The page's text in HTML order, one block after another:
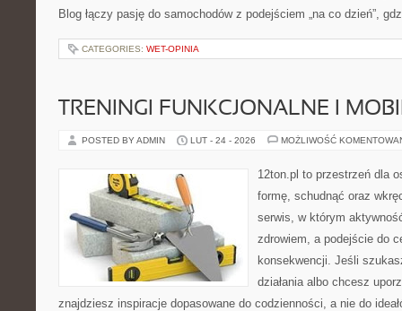
Blog łączy pasję do samochodów z podejściem „na co dzień”,
CATEGORIES: WET-OPINIA
TRENINGI FUNKCJONALNE I
POSTED BY ADMIN LUT - 24 - 2026 MOŻLIWOŚĆ
12ton.pl to przestrzeń dla
formę, schudnąć oraz
serwis, w którym
zdrowiem, a podejście do
konsekwencji. Jeśli
działania albo chcesz
znajdziesz inspiracje dopasowane do codzienności, a nie do